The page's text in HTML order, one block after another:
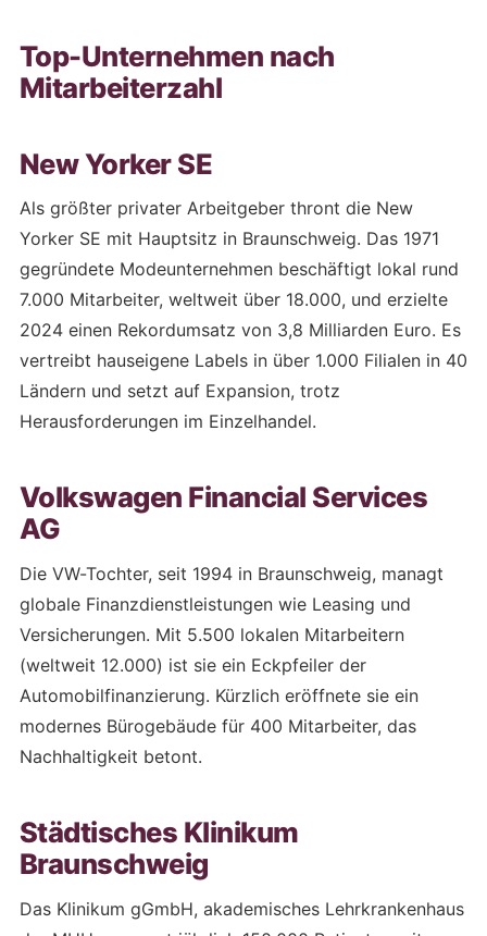
Top-Unternehmen nach
Mitarbeiterzahl
New Yorker SE
Als größter privater Arbeitgeber thront die New
Yorker SE mit Hauptsitz in Braunschweig. Das 1971
gegründete Modeunternehmen beschäftigt lokal rund
7.000 Mitarbeiter, weltweit über 18.000, und erzielte
2024 einen Rekordumsatz von 3,8 Milliarden Euro. Es
vertreibt hauseigene Labels in über 1.000 Filialen in 40
Ländern und setzt auf Expansion, trotz
Herausforderungen im Einzelhandel.
Volkswagen Financial Services
AG
Die VW-Tochter, seit 1994 in Braunschweig, managt
globale Finanzdienstleistungen wie Leasing und
Versicherungen. Mit 5.500 lokalen Mitarbeitern
(weltweit 12.000) ist sie ein Eckpfeiler der
Automobilfinanzierung. Kürzlich eröffnete sie ein
modernes Bürogebäude für 400 Mitarbeiter, das
Nachhaltigkeit betont.
Städtisches Klinikum
Braunschweig
Das Klinikum gGmbH, akademisches Lehrkrankenhaus